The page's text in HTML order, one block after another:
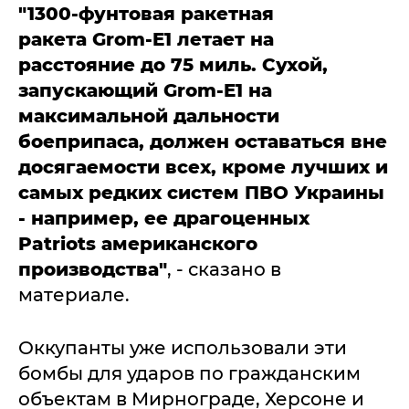
"1300-фунтовая ракетная
ракета Grom-E1 летает на
расстояние до 75 миль. Сухой,
запускающий Grom-E1 на
максимальной дальности
боеприпаса, должен оставаться вне
досягаемости всех, кроме лучших и
самых редких систем ПВО Украины
- например, ее драгоценных
Patriots американского
производства", - сказано в
материале.
Оккупанты уже использовали эти
бомбы для ударов по гражданским
объектам в Мирнограде, Херсоне и